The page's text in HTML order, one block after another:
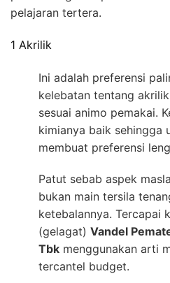
pelajaran tertera.
1 Akrilik
Ini adalah preferensi
kelebatan tentang
sesuai animo pemakai.
kimianya baik sehingga
membuat preferensi
Patut sebab aspek
bukan main tersila
ketebalannya. Tercapai
(gelagat) Vandel
Tbk menggunakan arti
tercantel budget.